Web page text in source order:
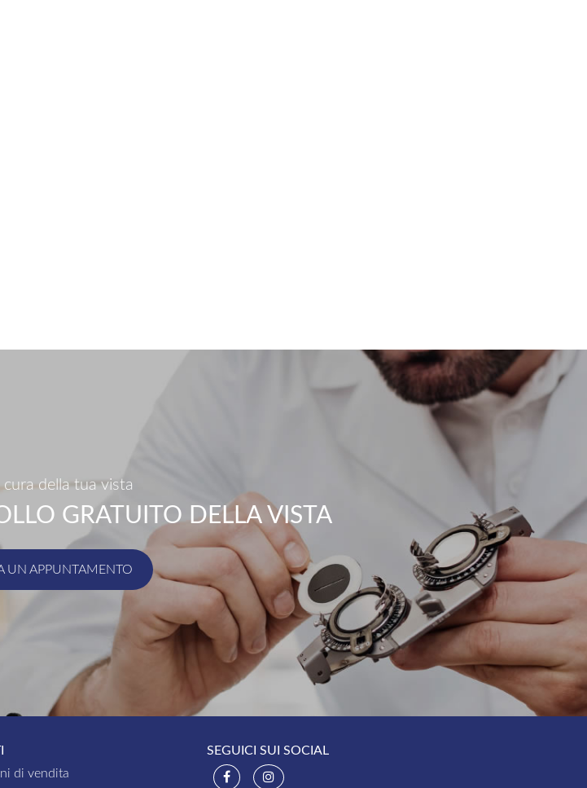
cura della tua vista
GRATUITO DELLA VISTA
UN APPUNTAMENTO
di vendita
SEGUICI SUI SOCIAL